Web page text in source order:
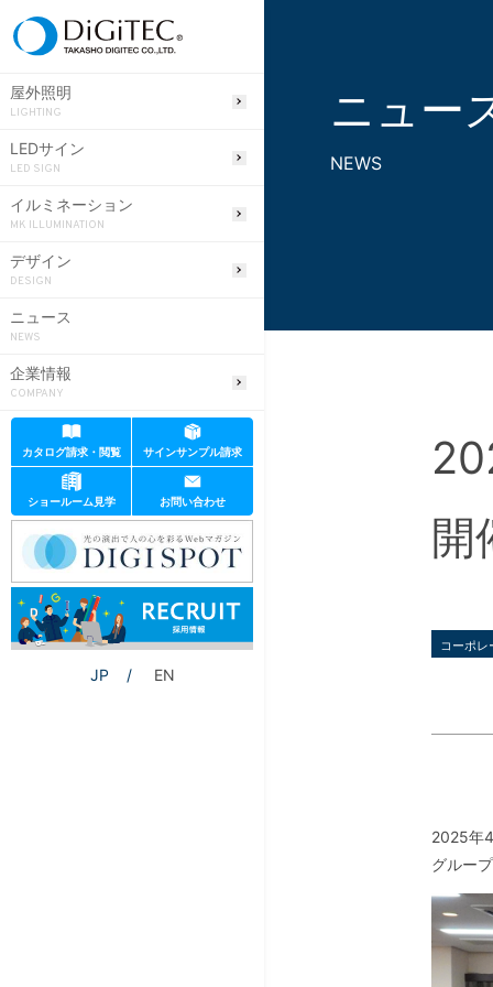
屋外照明
LIGHTING
LEDサイン
LED SIGN
イルミネーション
MK ILLUMINATION
デザイン
DESIGN
ニュース
NEWS
企業情報
COMPANY
カタログ請求・閲覧 サインサンプル請求
ショールーム見学 お問い合わせ
JP EN
ニュー
NEWS
開
コーポレ
2025年
グルー